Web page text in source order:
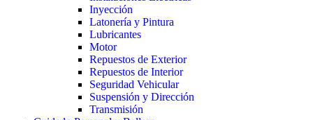
Inyección
Latonería y Pintura
Lubricantes
Motor
Repuestos de Exterior
Repuestos de Interior
Seguridad Vehicular
Suspensión y Dirección
Transmisión